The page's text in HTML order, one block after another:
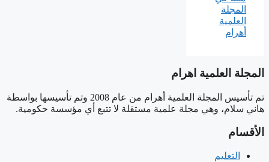
المجلة العلمية اهرام
تم تأسيس المجلة العلمية أهرام من عام 2008 وتم تأسيسها بواسطة
هاني سلام، وهي مجلة علمية مستقلة لا تتبع أي مؤسسة حكومية.
الأقسام
التعليم